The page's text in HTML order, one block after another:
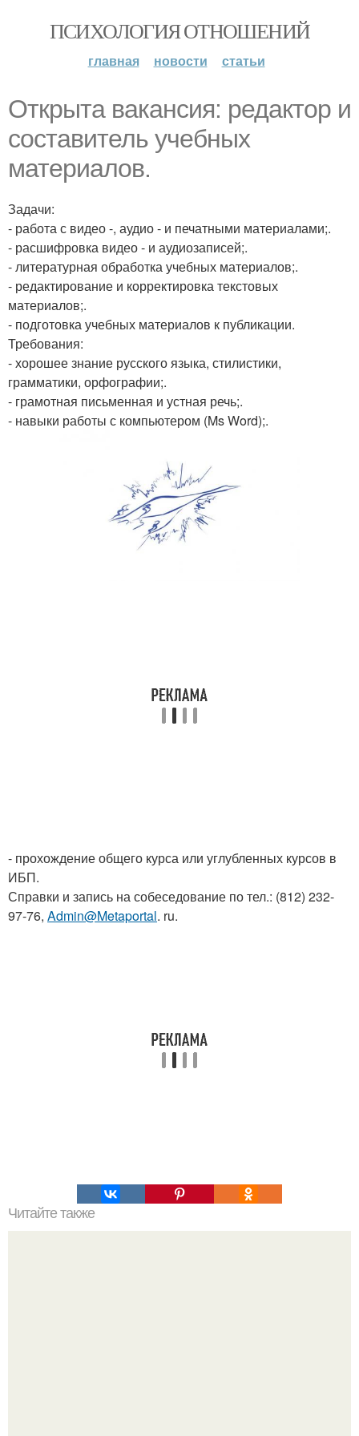
ПСИХОЛОГИЯ ОТНОШЕНИЙ
главная новости статьи
Открыта вакансия: редактор и
составитель учебных
материалов.
Задачи:
- работа с видео -, аудио - и печатными материалами;.
- расшифровка видео - и аудиозаписей;.
- литературная обработка учебных материалов;.
- редактирование и корректировка текстовых
материалов;.
- подготовка учебных материалов к публикации.
Требования:
- хорошее знание русского языка, стилистики,
грамматики, орфографии;.
- грамотная письменная и устная речь;.
- навыки работы с компьютером (Ms Word);.
- прохождение общего курса или углубленных курсов в
ИБП.
Справки и запись на собеседование по тел.: (812) 232-
97-76, Admin@Metaportal. ru.
Читайте также